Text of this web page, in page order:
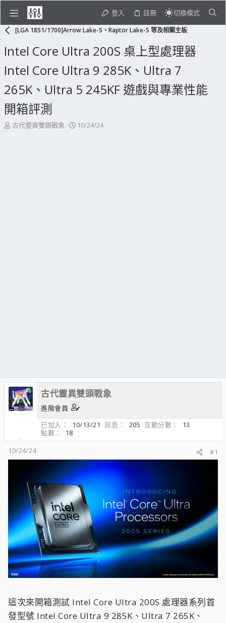
登入 註冊 切換模式
[LGA 1851/1700]Arrow Lake-S、Raptor Lake-S 等及相關主板
Intel Core Ultra 200S 桌上型處理器
Intel Core Ultra 9 285K、Ultra 7
265K、Ultra 5 245KF 遊戲與專業性能
開箱評測
主
古代靈異雙頭戰象
開
10/24/24
古代靈異雙頭戰象
進階會員
已加入
10/13/21 訊息 205 互動分數
13
點數
18
10/24/24
#1
這次來開箱測試 Intel Core Ultra 200S 處理器系列首
發型號 Intel Core Ultra 9 285K、Ultra 7 265K、